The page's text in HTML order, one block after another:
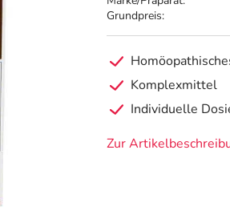
Grundpreis:
Komplexmittel
Individuelle
Zur